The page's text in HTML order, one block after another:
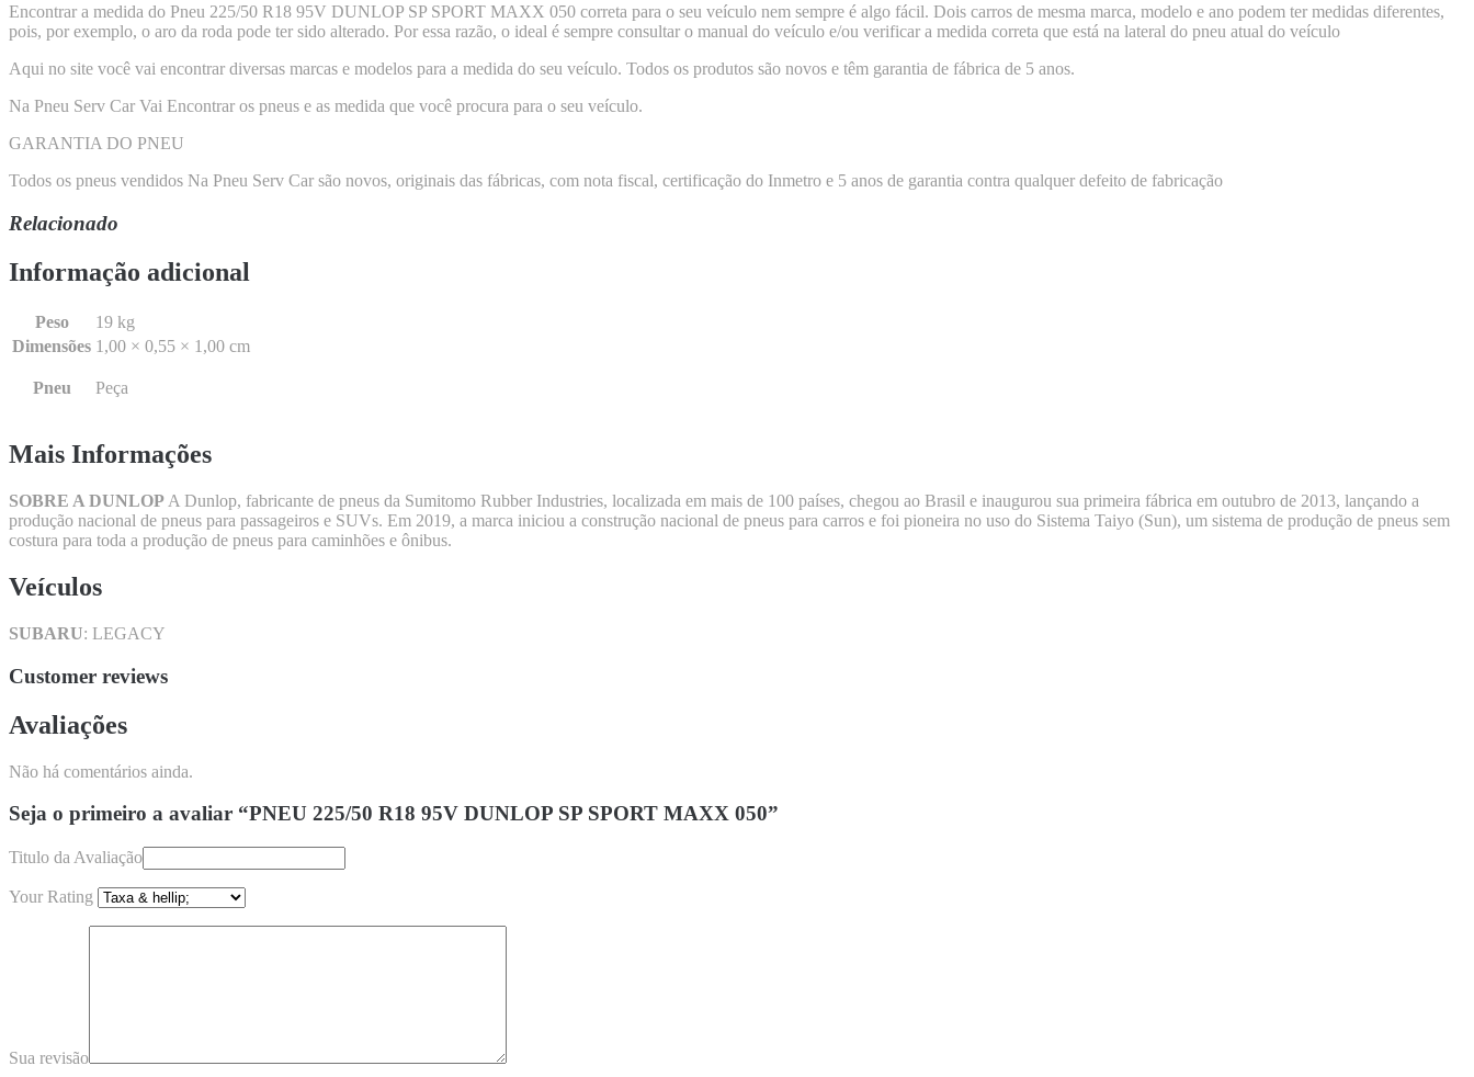
Encontrar a medida do Pneu 225/50 R18 95V DUNLOP SP SPORT MAXX 050 correta para o seu veículo nem sempre é algo fácil. Dois carros de mesma marca, modelo e ano podem ter medidas diferentes,
pois, por exemplo, o aro da roda pode ter sido alterado. Por essa razão, o ideal é sempre consultar o manual do veículo e/ou verificar a medida correta que está na lateral do pneu atual do veículo
Aqui no site você vai encontrar diversas marcas e modelos para a medida do seu veículo. Todos os produtos são novos e têm garantia de fábrica de 5 anos.
Na Pneu Serv Car Vai Encontrar os pneus e as medida que você procura para o seu veículo.
GARANTIA DO PNEU
Todos os pneus vendidos Na Pneu Serv Car são novos, originais das fábricas, com nota fiscal, certificação do Inmetro e 5 anos de garantia contra qualquer defeito de fabricação
Relacionado
Informação adicional
Peso
19 kg
Dimensões 1,00 × 0,55 × 1,00 cm
Pneu Peça
Mais Informações
SOBRE A DUNLOP A Dunlop, fabricante de pneus da Sumitomo Rubber Industries, localizada em mais de 100 países, chegou ao Brasil e inaugurou sua primeira fábrica em outubro de 2013, lançando a
produção nacional de pneus para passageiros e SUVs. Em 2019, a marca iniciou a construção nacional de pneus para carros e foi pioneira no uso do Sistema Taiyo (Sun), um sistema de produção de pneus sem
costura para toda a produção de pneus para caminhões e ônibus.
Veículos
SUBARU: LEGACY
Customer reviews
Avaliações
Não há comentários ainda.
Seja o primeiro a avaliar “PNEU 225/50 R18 95V DUNLOP SP SPORT MAXX 050”
Titulo da Avaliação
Your Rating
Sua revisão